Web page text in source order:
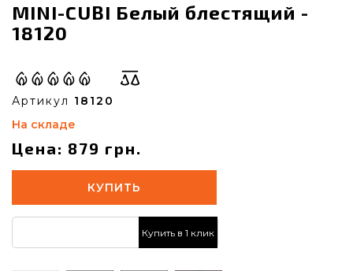
MINI-CUBI Белый блестящий -
18120
Артикул 18120
На складе
Цена: 879 грн.
КУПИТЬ
Купить в 1 клик